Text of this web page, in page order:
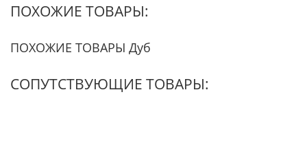
ПОХОЖИЕ ТОВАРЫ:
ПОХОЖИЕ ТОВАРЫ Дуб
СОПУТСТВУЮЩИЕ ТОВАРЫ: